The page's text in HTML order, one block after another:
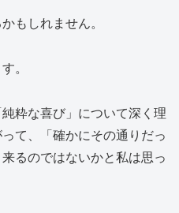
もしれません。
。
粋な喜び」について深く理
て、「確かにその通りだっ
るのではないかと私は思っ